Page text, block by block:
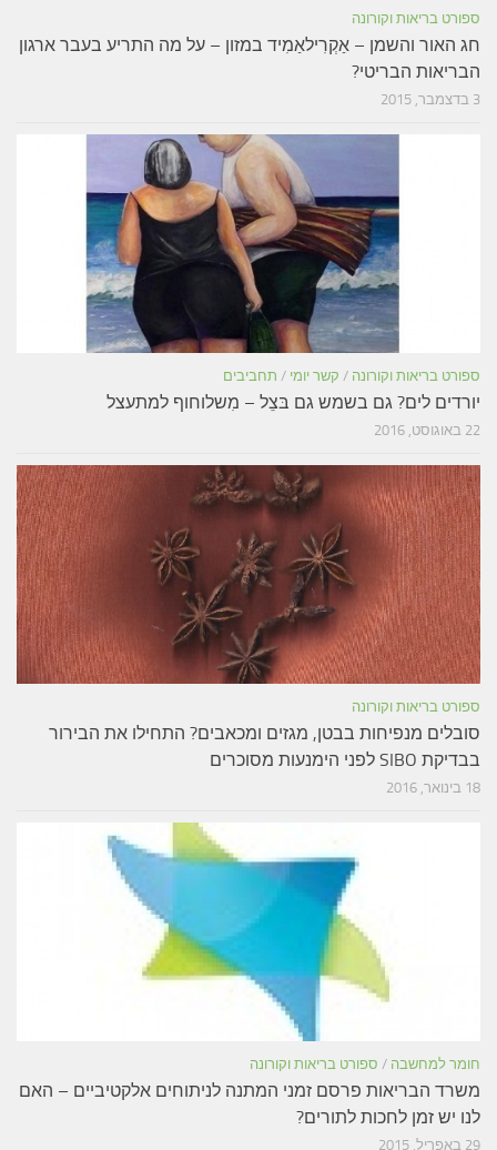
ספורט בריאות וקורונה
חג האור והשמן – אַקְרִילאַמִיד במזון – על מה התריע בעבר ארגון
הבריאות הבריטי?
3 בדצמבר, 2015
ספורט בריאות וקורונה / קשר יומי / תחביבים
יורדים לים? גם בשמש גם בּצֵל – מִשלוחוף למתעצל
22 באוגוסט, 2016
ספורט בריאות וקורונה
סובלים מנפיחות בבטן, מגזים ומכאבים? התחילו את הבירור
בבדיקת SIBO לפני הימנעות מסוכרים
18 בינואר, 2016
חומר למחשבה / ספורט בריאות וקורונה
משרד הבריאות פרסם זמני המתנה לניתוחים אלקטיביים – האם
לנו יש זמן לחכות לתורים?
29 באפריל, 2015